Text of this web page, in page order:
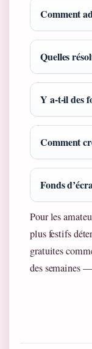
Comment
Quelles
Y a-t-il des
Comment
Fonds
Pour les
plus festifs
gratuites
des semaines